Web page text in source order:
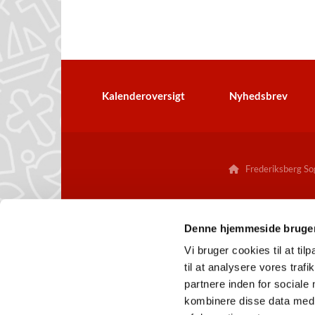
Denne hjemmeside
Vi bruger cookies til at
til at analysere vores
partnere inden for sociale
kombinere disse data
Kalenderoversigt Nyhedsbrev
Frederiksberg